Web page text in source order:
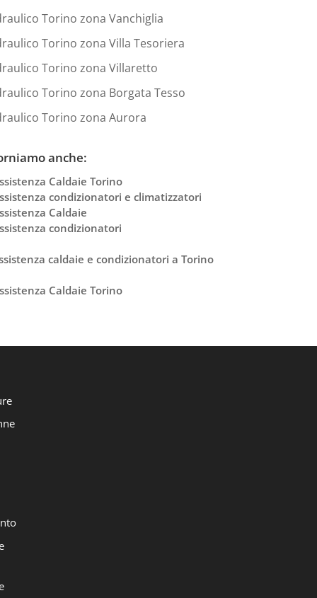
Torino zona Vanchiglia
Torino zona Villa Tesoriera
Torino zona Villaretto
Torino zona Borgata Tesso
Torino zona Aurora
anche:
Caldaie Torino
condizionatori e climatizzatori
Caldaie
condizionatori
caldaie e condizionatori a Torino
Caldaie Torino